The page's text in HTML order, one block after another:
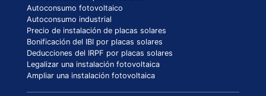
Autoconsumo fotovoltaico
Autoconsumo industrial
Precio de instalación de placas solares
Bonificación del IBI por placas solares
Deducciones del IRPF por placas solares
Legalizar una instalación fotovoltaica
Ampliar una instalación fotovoltaica